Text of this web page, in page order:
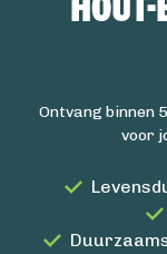
Ontvang binnen
voor